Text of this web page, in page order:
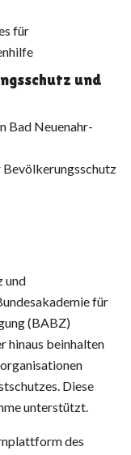
für
und
Bad Neuenahr-
Bevölkerungsschutz
und
für
(BABZ)
hinaus beinhalten
Diese
unterstützt.
des